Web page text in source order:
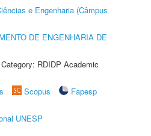
e Engenharia (Câmpus
DE ENGENHARIA DE
RDIDP Academic
Scopus
Fapesp
UNESP